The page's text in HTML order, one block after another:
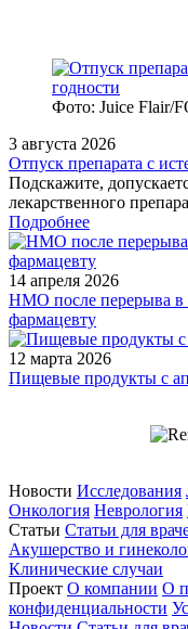
Фото: Juice Flair/
3 августа 2026
Отпуск препарата с
Подскажите,
лекарственного
Подробнее
14 апреля 2026
НМО после перерыва в
фармацевту
12 марта 2026
Пищевые продукты с
Новости Исследования
Онкология Неврология
Статьи Статьи для
Акушерство и
Клинические случаи
Проект О компании О
конфиденциальности